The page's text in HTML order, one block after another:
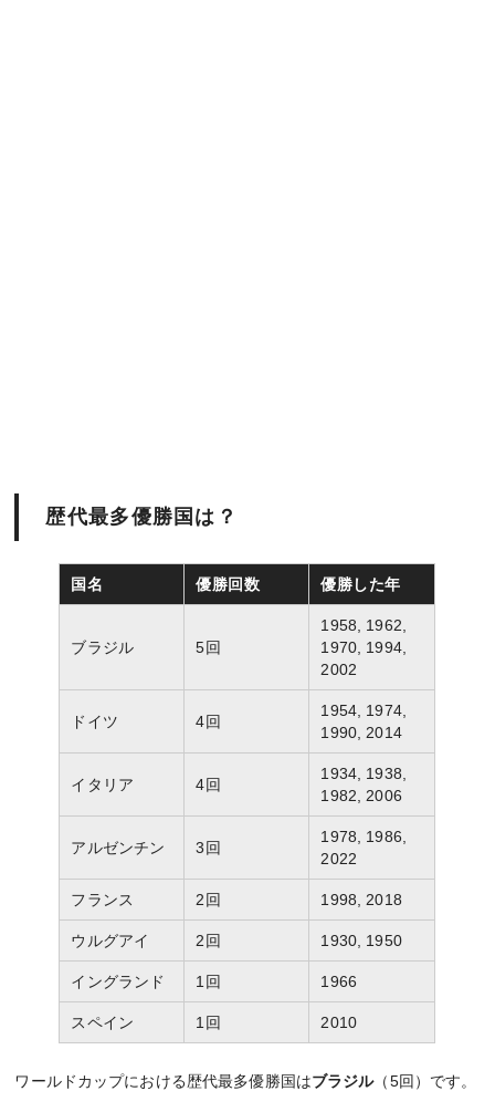
歴代最多優勝国は？
国名 優勝回数 優勝した年
ブラジル 5回
1958, 1962,
1970, 1994,
2002
ドイツ 4回
1954, 1974,
1990, 2014
イタリア 4回
1934, 1938,
1982, 2006
アルゼンチン 3回
1978, 1986,
2022
フランス 2回 1998, 2018
ウルグアイ 2回 1930, 1950
イングランド 1回 1966
スペイン 1回 2010
ワールドカップにおける歴代最多優勝国はブラジル（5回）です。